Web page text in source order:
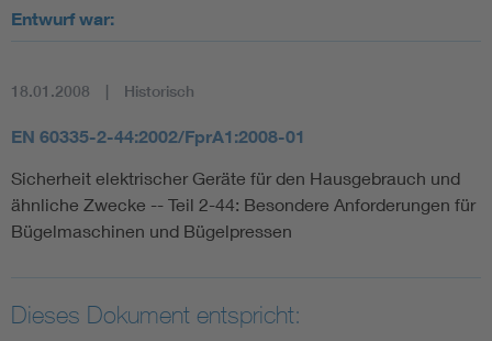
Entwurf war:
18.01.2008 Historisch
EN 60335-2-44:2002/FprA1:2008-01
Sicherheit elektrischer Geräte für den Hausgebrauch und
ähnliche Zwecke -- Teil 2-44: Besondere Anforderungen für
Bügelmaschinen und Bügelpressen
Dieses Dokument entspricht: